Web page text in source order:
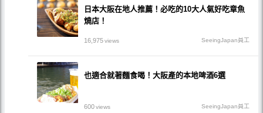
日本大阪在地人推薦！必吃的10大人氣好吃章魚
燒店！
16,975views SeeingJapan員工
也適合就著麵食喝！大阪產的本地啤酒6選
600views SeeingJapan員工